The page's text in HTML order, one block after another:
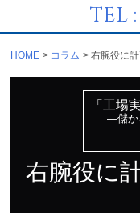
TEL
HOME コラム 右腕役に
「工場
—儲か
右腕役に